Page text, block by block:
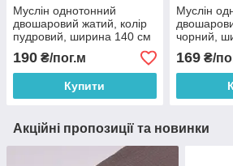
Муслін однотонний
двошаровий жатий, колір
пудровий, ширина 140 см
No МЖ-3-28
190 ₴/пог.м
Купити
Муслін
чорний,
No МЖ-3-
169₴/
Акційні пропозиції та новинки